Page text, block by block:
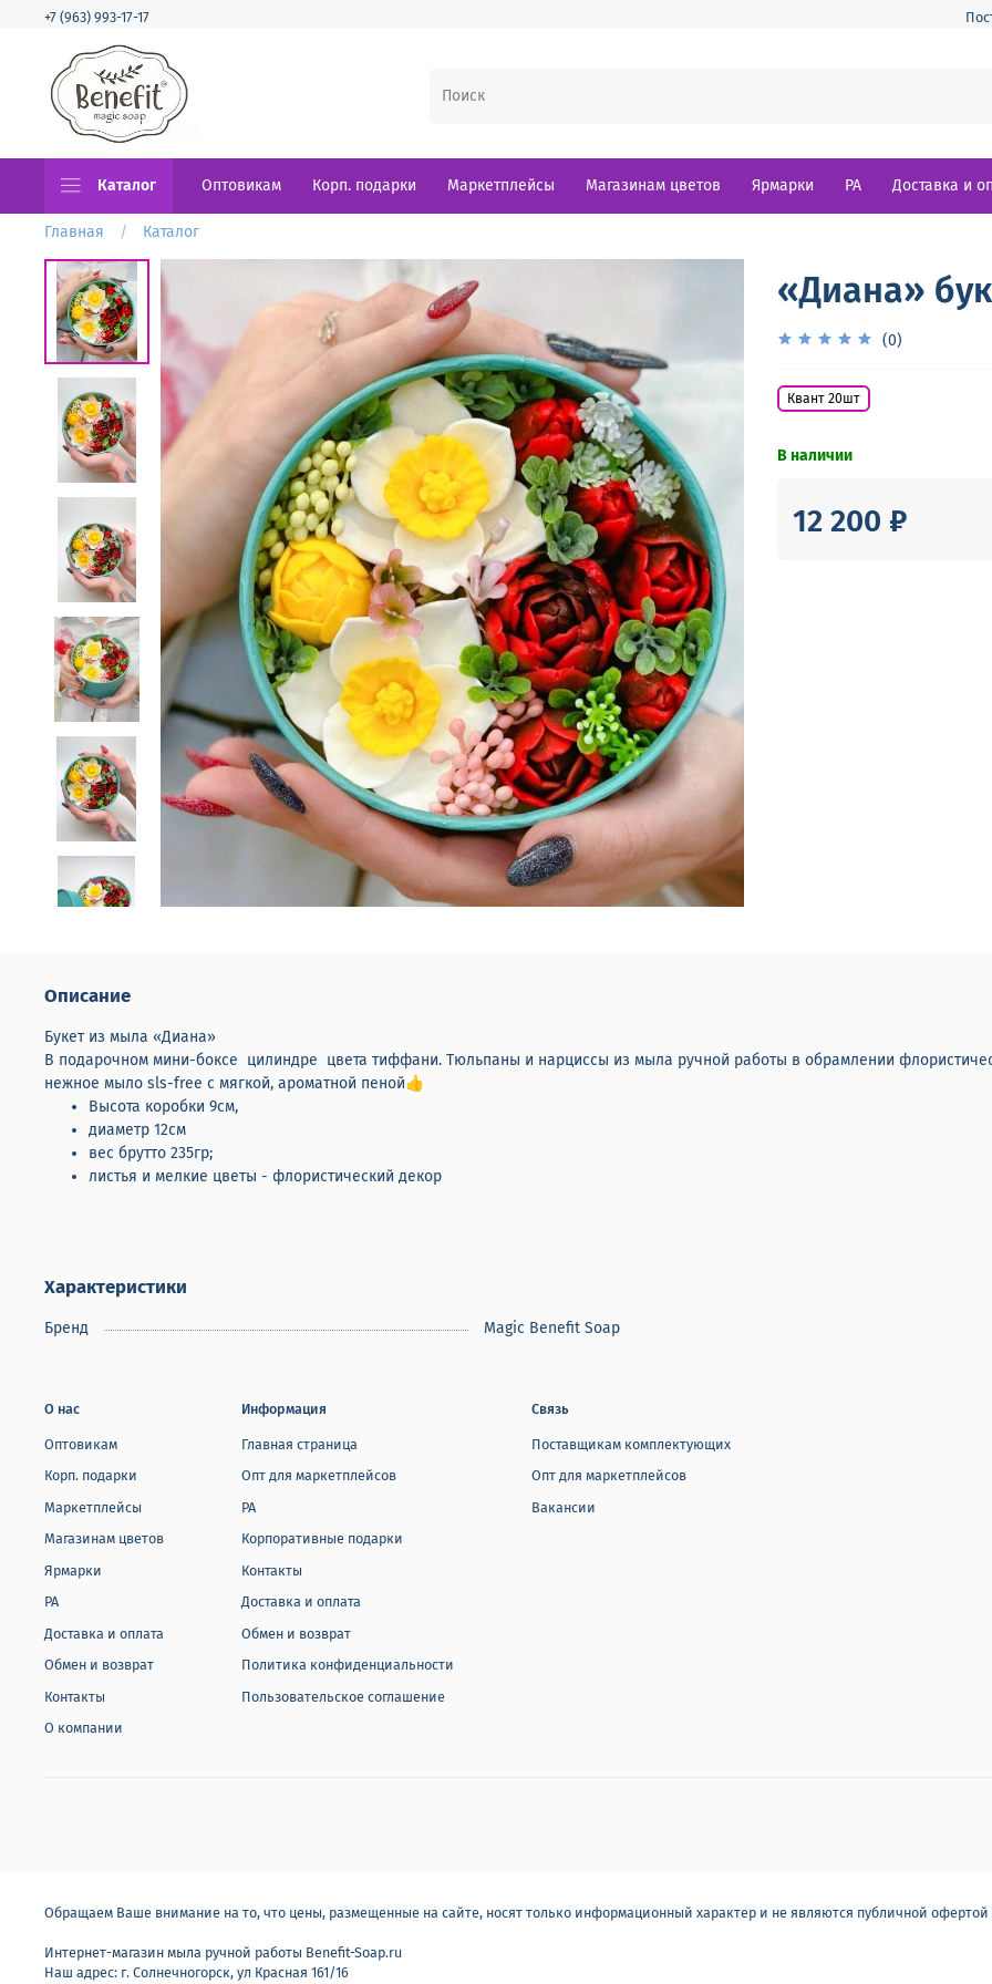
+7 (963) 993-17-17
Каталог Оптовикам Корп. подарки Маркетплейсы Магазинам цветов Ярмарки РА Доставка и
Главная Каталог
«Диана»
(0)
Квант 20шт
В наличии
12 200 ₽
Описание
Букет из мыла «Диана»
В подарочном мини-боксе цилиндре цвета тиффани. Тюльпаны и нарциссы из мыла ручной работы в обрамлении
нежное мыло sls-free с мягкой, ароматной пеной👍
Высота коробки 9см,
диаметр 12см
вес брутто 235гр;
листья и мелкие цветы - флористический декор
Характеристики
Бренд Magic Benefit Soap
О нас
Оптовикам
Корп. подарки
Маркетплейсы
Магазинам цветов
Ярмарки
РА
Доставка и оплата
Обмен и возврат
Контакты
О компании
Информация
Главная страница
Опт для маркетплейсов
РА
Корпоративные подарки
Контакты
Доставка и оплата
Обмен и возврат
Политика конфиденциальности
Пользовательское соглашение
Связь
Поставщикам комплектующих
Опт для маркетплейсов
Вакансии
Обращаем Ваше внимание на то, что цены, размещенные на сайте, носят только информационный характер и не являются публичной офертой
Интернет-магазин мыла ручной работы Benefit-Soap.ru
Наш адрес: г. Солнечногорск, ул Красная 161/16